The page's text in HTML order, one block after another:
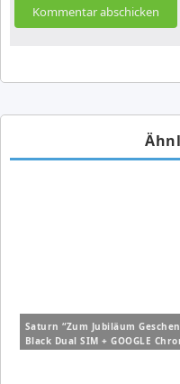
Saturn “Zum Jubiläum
Black Dual SIM + GOOGLE